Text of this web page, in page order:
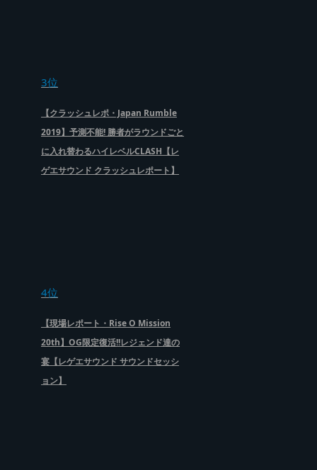
3位
【クラッシュレポ・Japan Rumble
2019】予測不能! 勝者がラウンドごと
に入れ替わるハイレベルCLASH【レ
ゲエサウンド クラッシュレポート】
4位
【現場レポート・Rise O Mission
20th】OG限定復活!!レジェンド達の
宴【レゲエサウンド サウンドセッシ
ョン】